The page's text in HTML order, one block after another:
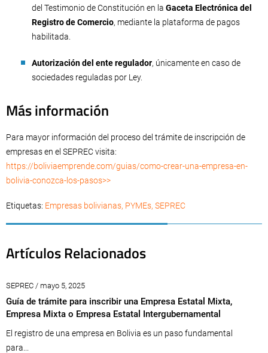
del Testimonio de Constitución en la Gaceta Electrónica del
Registro de Comercio, mediante la plataforma de pagos
habilitada.
Autorización del ente regulador, únicamente en caso de
sociedades reguladas por Ley.
Más información
Para mayor información del proceso del trámite de inscripción de
empresas en el SEPREC visita:
https://boliviaemprende.com/guias/como-crear-una-empresa-en-
bolivia-conozca-los-pasos>>
Etiquetas: Empresas bolivianas, PYMEs, SEPREC
Artículos Relacionados
SEPREC / mayo 5, 2025
Guía de trámite para inscribir una Empresa Estatal Mixta,
Empresa Mixta o Empresa Estatal Intergubernamental
El registro de una empresa en Bolivia es un paso fundamental
para...